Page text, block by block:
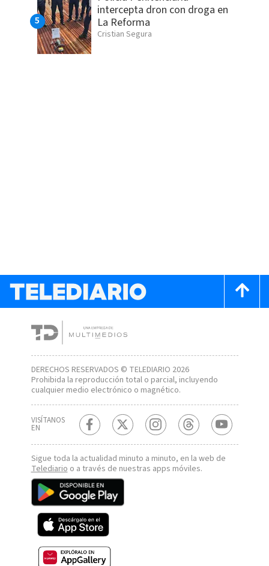
intercepta dron con droga en
La Reforma
Cristian Segura
DERECHOS RESERVADOS © TELEDIARIO 2026
Prohibida la reproducción total o parcial, incluyendo
cualquier medio electrónico o magnético.
VISÍTANOS
EN
Sigue toda la actualidad minuto a minuto, en la web de
Telediario o a través de nuestras apps móviles.